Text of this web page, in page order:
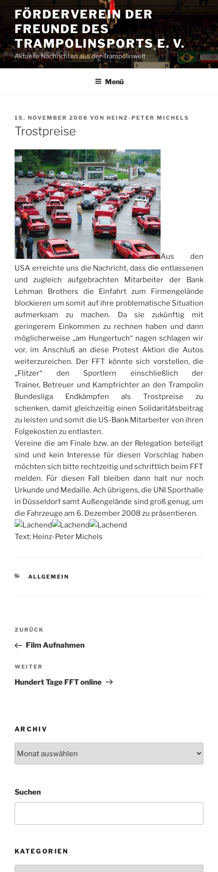
Inhalt
springen
FÖRDERVEREIN DER
FREUNDE DES
TRAMPOLINSPORTS E. V.
Aktuelle Nachrichten aus der Trampolinwelt
Menü
VERÖFFENTLICHT
AM
15. NOVEMBER 2008 VON HEINZ-PETER MICHELS
Trostpreise
Aus den
USA erreichte uns die Nachricht, dass die entlassenen
und zugleich aufgebrachten Mitarbeiter der Bank
Lehman Brothers die Einfahrt zum Firmengelände
blockieren um somit auf ihre problematische Situation
aufmerksam zu machen. Da sie zukünftig mit
geringerem Einkommen zu rechnen haben und dann
möglicherweise „am Hungertuch“ nagen schlagen wir
vor, im Anschluß an diese Protest Aktion die Autos
weiterzureichen. Der FFT könnte sich vorstellen, die
„Flitzer“ den Sportlern einschließlich der
Trainer, Betreuer und Kampfrichter an den Trampolin
Bundesliga Endkämpfen als Trostpreise zu
schenken, damit gleichzeitig einen Solidaritätsbeitrag
zu leisten und somit die US-Bank Mitarbeiter von ihren
Folgekosten zu entlasten.
Vereine die am Finale bzw. an der Relegation beteiligt
sind und kein Interesse für diesen Vorschlag haben
möchten sich bitte rechtzeitig und schriftlich beim FFT
melden. Für diesen Fall bleiben dann halt nur noch
Urkunde und Medaille. Ach übrigens, die UNI Sporthalle
in Düsseldorf samt Außengelände sind groß genug, um
die Fahrzeuge am 6. Dezember 2008 zu präsentieren.
Text: Heinz-Peter Michels
KATEGORIEN
ALLGEMEIN
Beitragsnavigation
Vorheriger
Beitrag
ZURÜCK
Film Aufnahmen
Nächster
Beitrag
WEITER
Hundert Tage FFT online
ARCHIV
Suchen
KATEGORIEN